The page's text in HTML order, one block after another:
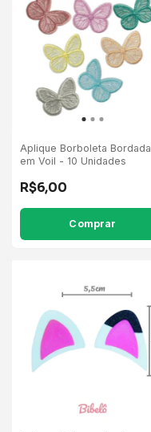
Aplique Borboleta Bordada
em Voil - 10 Unidades
R$6,00
Comprar